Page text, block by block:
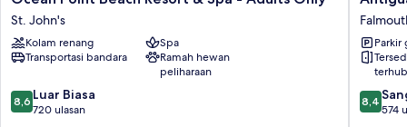
Point
Beach
Resort
&
-
Adults
St. John's
Kolam renang
Spa
Transportasi bandara
Ramah hewan
peliharaan
8.6
dari
8,6 Luar Biasa
720 ulasan
Marina
&
Resort
Harbour
Parkir
8.4
dari
8,4
574